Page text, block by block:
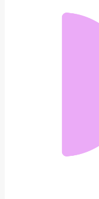
Секретный